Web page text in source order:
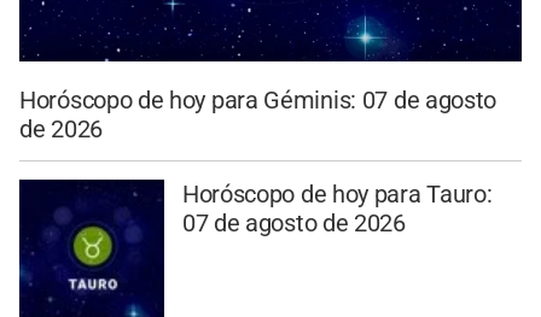
Horóscopo de hoy para Géminis: 07 de agosto
de 2026
Horóscopo de hoy para Tauro:
07 de agosto de 2026